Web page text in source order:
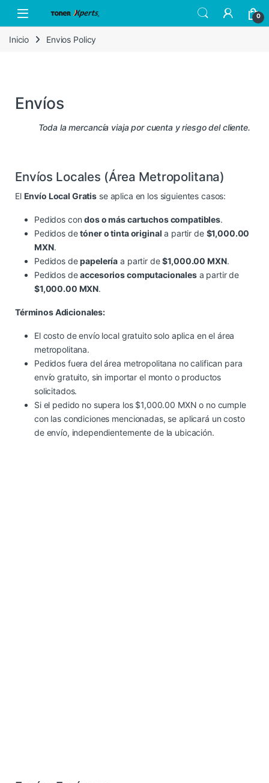
0
Inicio Envios Policy
Envíos
Toda la mercancía viaja por cuenta y riesgo del cliente.
Envíos Locales (Área Metropolitana)
El Envío Local Gratis se aplica en los siguientes casos:
Pedidos condos o más cartuchos compatibles.
Pedidos detóner o tinta original a partir de $1,000.00
MXN.
Pedidos depapelería a partir de$1,000.00 MXN.
Pedidos deaccesorios computacionalesa partir de
$1,000.00 MXN.
Términos Adicionales:
El costo de envío local gratuito solo aplica en el área
metropolitana.
Pedidos fuera del área metropolitana no califican para
envío gratuito, sin importar el monto o productos
solicitados.
Si el pedido no supera los $1,000.00 MXN o no cumple
con las condiciones mencionadas, se aplicará un costo
de envío, independientemente de la ubicación.